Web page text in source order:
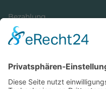
Bezahlung
Newsletter
Versandinformationen
Verfügbarkeit/